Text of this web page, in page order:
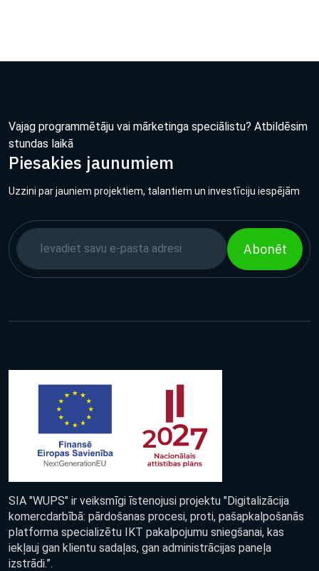
Vajag programmētāju vai mārketinga speciālistu? Atbildēsim
stundas laikā
Piesakies jaunumiem
Uzzini par jauniem projektiem, talantiem un investīciju iespējām
Abonēt
SIA "WUPS" ir veiksmīgi īstenojusi projektu "Digitalizācija
komercdarbībā: pārdošanas procesi, proti, pašapkalpošanās
platforma specializētu IKT pakalpojumu sniegšanai, kas
iekļauj gan klientu sadaļas, gan administrācijas paneļa
izstrādi.”.